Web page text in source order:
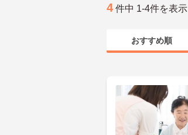
4 件中 1-4件を表示
おすすめ順